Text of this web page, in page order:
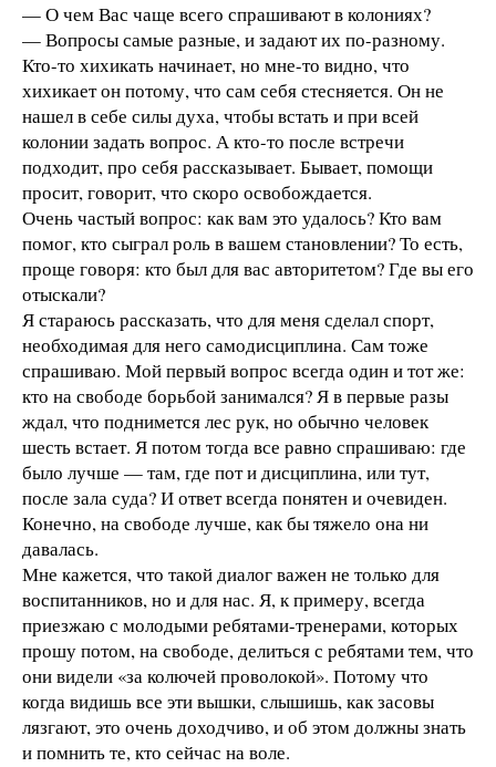
— О чем Вас чаще всего спрашивают в колониях?
— Вопросы самые разные, и задают их по-разному.
Кто-то хихикать начинает, но мне-то видно, что
хихикает он потому, что сам себя стесняется. Он не
нашел в себе силы духа, чтобы встать и при всей
колонии задать вопрос. А кто-то после встречи
подходит, про себя рассказывает. Бывает, помощи
просит, говорит, что скоро освобождается.
Очень частый вопрос: как вам это удалось? Кто вам
помог, кто сыграл роль в вашем становлении? То есть,
проще говоря: кто был для вас авторитетом? Где вы его
отыскали?
Я стараюсь рассказать, что для меня сделал спорт,
необходимая для него самодисциплина. Сам тоже
спрашиваю. Мой первый вопрос всегда один и тот же:
кто на свободе борьбой занимался? Я в первые разы
ждал, что поднимется лес рук, но обычно человек
шесть встает. Я потом тогда все равно спрашиваю: где
было лучше — там, где пот и дисциплина, или тут,
после зала суда? И ответ всегда понятен и очевиден.
Конечно, на свободе лучше, как бы тяжело она ни
давалась.
Мне кажется, что такой диалог важен не только для
воспитанников, но и для нас. Я, к примеру, всегда
приезжаю с молодыми ребятами-тренерами, которых
прошу потом, на свободе, делиться с ребятами тем, что
они видели «за колючей проволокой». Потому что
когда видишь все эти вышки, слышишь, как засовы
лязгают, это очень доходчиво, и об этом должны знать
и помнить те, кто сейчас на воле.